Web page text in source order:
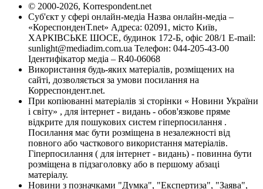
© 2000-2026, Korrespondent.net
Суб'єкт у сфері онлайн-медіа Назва онлайн-медіа –
«КореспонденТ.net» Адреса: 02091, місто Київ,
ХАРКІВСЬКЕ ШОСЕ, будинок 172-Б, офіс 208/1 E-mail:
sunlight@mediadim.com.ua Телефон: 044-205-43-00
Ідентифікатор медіа – R40-06068
Використання будь-яких матеріалів, розміщених на
сайті, дозволяється за умови посилання на
Корреспондент.net.
При копіюванні матеріалів зі сторінки « Новини України
і світу» , для інтернет - видань - обов'язкове пряме
відкрите для пошукових систем гіперпосилання .
Посилання має бути розміщена в незалежності від
повного або часткового використання матеріалів.
Гіперпосилання ( для інтернет - видань) - повинна бути
розміщена в підзаголовку або в першому абзаці
матеріалу.
Новини з позначками "Думка", "Експертиза", "Заява",